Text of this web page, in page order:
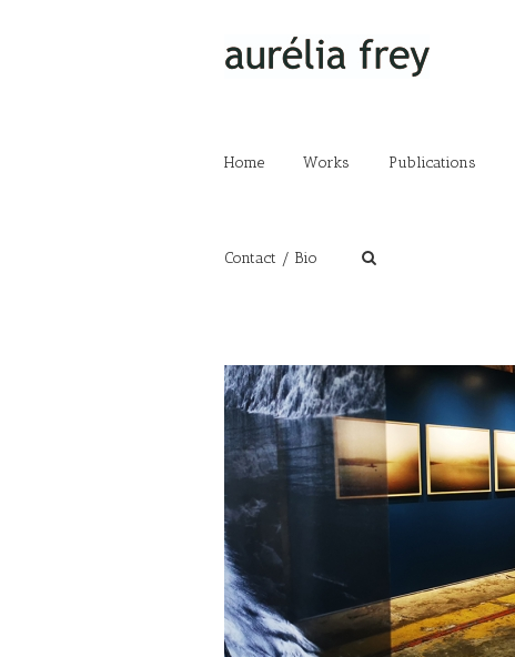
Home Works Publications
Contact / Bio